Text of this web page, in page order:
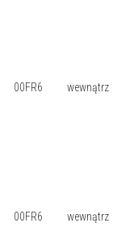
00FR6 wewnątrz
00FR6 wewnątrz